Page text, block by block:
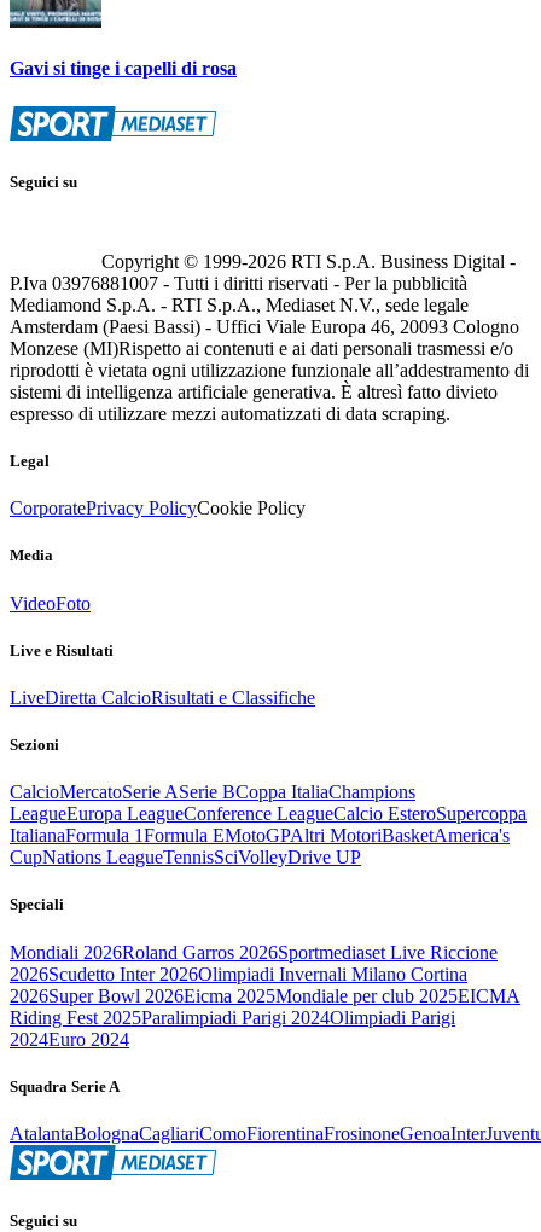
Gavi si tinge i capelli di rosa
Seguici su
Copyright © 1999-2026 RTI S.p.A. Business Digital -
P.Iva 03976881007 - Tutti i diritti riservati - Per la pubblicità
Mediamond S.p.A. - RTI S.p.A., Mediaset N.V., sede legale
Amsterdam (Paesi Bassi) - Uffici Viale Europa 46, 20093 Cologno
Monzese (MI)Rispetto ai contenuti e ai dati personali trasmessi e/o
riprodotti è vietata ogni utilizzazione funzionale all’addestramento di
sistemi di intelligenza artificiale generativa. È altresì fatto divieto
espresso di utilizzare mezzi automatizzati di data scraping.
Legal
CorporatePrivacy PolicyCookie Policy
Media
VideoFoto
Live e Risultati
LiveDiretta CalcioRisultati e Classifiche
Sezioni
CalcioMercatoSerie ASerie BCoppa ItaliaChampions
LeagueEuropa LeagueConference LeagueCalcio EsteroSupercoppa
ItalianaFormula 1Formula EMotoGPAltri MotoriBasketAmerica's
CupNations LeagueTennisSciVolleyDrive UP
Speciali
Mondiali 2026Roland Garros 2026Sportmediaset Live Riccione
2026Scudetto Inter 2026Olimpiadi Invernali Milano Cortina
2026Super Bowl 2026Eicma 2025Mondiale per club 2025EICMA
Riding Fest 2025Paralimpiadi Parigi 2024Olimpiadi Parigi
2024Euro 2024
Squadra Serie A
AtalantaBolognaCagliariComoFiorentinaFrosinoneGenoaInter
Seguici su